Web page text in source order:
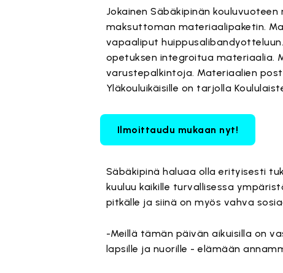
Jokainen Säbäkipinän
maksuttoman materiaalipaketin.
vapaaliput
opetuksen integroitua materiaalia.
varustepalkintoja. Materiaalien
Yläkouluikäisille on tarjolla
Ilmoittaudu mukaan nyt!
Säbäkipinä haluaa olla erityisesti
kuuluu kaikille turvallisessa
pitkälle ja siinä on myös vahva
-Meillä tämän päivän aikuisilla on
lapsille ja nuorille - elämään